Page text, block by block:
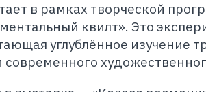
в рамках творческой
квилт». Это
углублённое изучение